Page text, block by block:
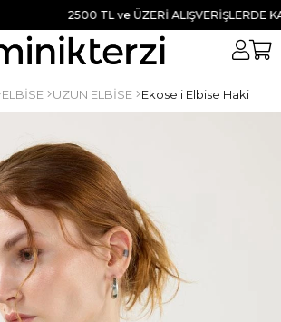
2500 TL ve ÜZERİ ALIŞVERİŞLERDE
ELBİSE UZUN ELBİSE Ekoseli Elbise Haki